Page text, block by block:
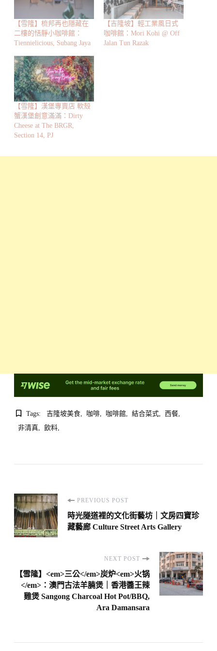
【雪隆】梳邦再也隱藏在
二樓的恬靜小咖啡館：
Tiennielicious, Subang Jaya
【吉隆坡】輕工業風日式
咖啡館：Mori Kohi @ Off
Jalan Tun Razak
【雪隆】漢堡專賣店 軟殼
蟹漢堡創意滿滿：Dirty
Cheese at The BRGR,
Section 14, PJ
Tags: 吉隆坡美食 咖啡 咖啡館 結合菜式
西餐
非清真
飲料
Post
Navigation
PREVIOUS POST
時光隧道裡的文化街藝坊｜文房四寶珍
藏藝廊 Culture Street Arts Gallery
NEXT POST
【雪隆】<em>三公</em>炭炉<em>火锅
</em>：澳門古法羊腩煲｜香港醬王辣
雞煲 Sangong Charcoal Hot Pot/BBQ,
Ara Damansara